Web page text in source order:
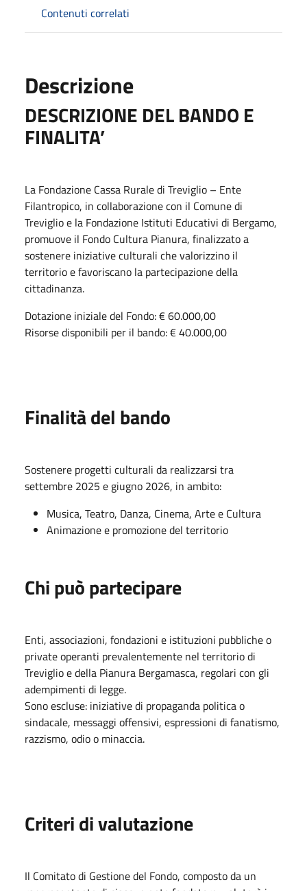
Contenuti correlati
Descrizione
DESCRIZIONE DEL BANDO E
FINALITA’
La Fondazione Cassa Rurale di Treviglio – Ente
Filantropico, in collaborazione con il Comune di
Treviglio e la Fondazione Istituti Educativi di Bergamo,
promuove il Fondo Cultura Pianura, finalizzato a
sostenere iniziative culturali che valorizzino il
territorio e favoriscano la partecipazione della
cittadinanza.
Dotazione iniziale del Fondo: € 60.000,00
Risorse disponibili per il bando: € 40.000,00
Finalità del bando
Sostenere progetti culturali da realizzarsi tra
settembre 2025 e giugno 2026, in ambito:
Musica, Teatro, Danza, Cinema, Arte e Cultura
Animazione e promozione del territorio
Chi può partecipare
Enti, associazioni, fondazioni e istituzioni pubbliche o
private operanti prevalentemente nel territorio di
Treviglio e della Pianura Bergamasca, regolari con gli
adempimenti di legge.
Sono escluse: iniziative di propaganda politica o
sindacale, messaggi offensivi, espressioni di fanatismo,
razzismo, odio o minaccia.
Criteri di valutazione
Il Comitato di Gestione del Fondo, composto da un